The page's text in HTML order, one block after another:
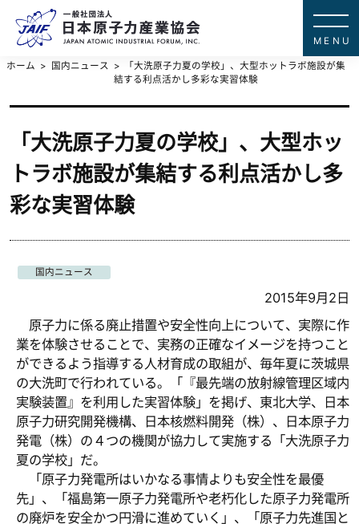
ホーム 国内ニュース
「大洗原子力夏の学校」、大型ホットラボ施設が集
結する利点活かし多彩な実習体験
「大洗原子力夏の学校」、大型ホッ
トラボ施設が集結する利点活かし多
彩な実習体験
国内ニュース
2015年9月2日
原子力に係る廃止措置や安全性向上について、実際に作
業を体験させることで、実務の正確なイメージを持つこと
ができるよう指導する人材育成の取組が、毎年夏に茨城県
の大洗町で行われている。「『最先端の放射線管理区域内
実験装置』を利用した実習体験」を掲げ、東北大学、日本
原子力研究開発機構、日本核燃料開発（株）、日本原子力
発電（株）の４つの機関が協力して実施する「大洗原子力
夏の学校」だ。
「原子力発電所はいかなる事情よりも安全性を最優
先」、「福島第一原子力発電所や老朽化した原子力発電所
の廃炉を安全かつ円滑に進めていく」、「原子力先進国と